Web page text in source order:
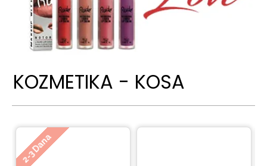
KOZMETIKA - KOSA
2-3 Dana